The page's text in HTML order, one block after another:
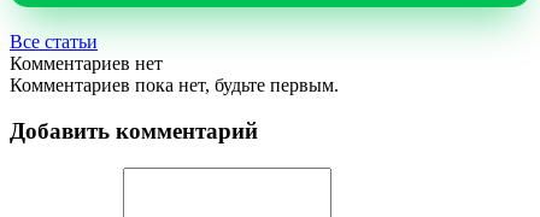
Все статьи
Комментариев нет
Комментариев пока нет, будьте первым.
Добавить комментарий